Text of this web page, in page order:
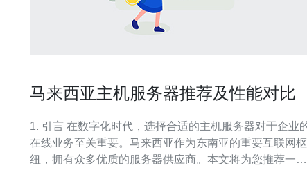
马来西亚主机服务器推荐及性能对比
1. 引言 在数字化时代，选择合适的主机服务器对于企业的
在线业务至关重要。马来西亚作为东南亚的重要互联网枢
纽，拥有众多优质的服务器供应商。本文将为您推荐一些